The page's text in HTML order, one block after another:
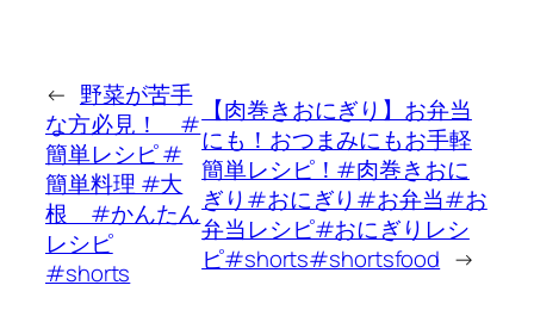
← 野菜が苦手
な方必見！ #
簡単レシピ #
簡単料理 #大
根 #かんたん
レシピ
#shorts
【肉巻きおにぎり】お弁当
にも！おつまみにもお手軽
簡単レシピ！#肉巻きおに
ぎり#おにぎり#お弁当#お
弁当レシピ#おにぎりレシ
ピ#shorts#shortsfood →